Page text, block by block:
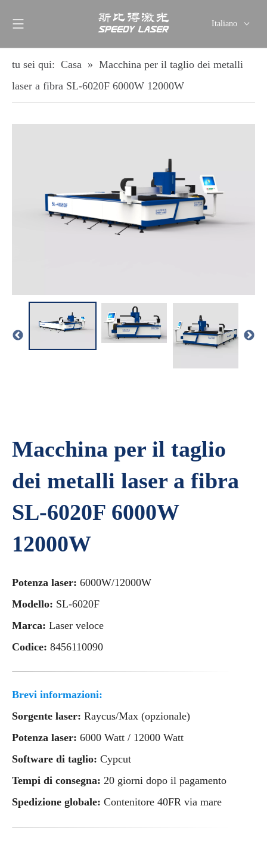
Italiano
简体中文
tu sei qui: Casa » Macchina per il taglio dei metalli
laser a fibra SL-6020F 6000W 12000W
Macchina per il taglio
dei metalli laser a fibra
SL-6020F 6000W
12000W
Potenza laser: 6000W/12000W
Modello: SL-6020F
Marca: Laser veloce
Codice: 8456110090
Brevi informazioni:
Sorgente laser: Raycus/Max (opzionale)
Potenza laser: 6000 Watt / 12000 Watt
Software di taglio: Cypcut
Tempi di consegna: 20 giorni dopo il pagamento
Spedizione globale: Contenitore 40FR via mare